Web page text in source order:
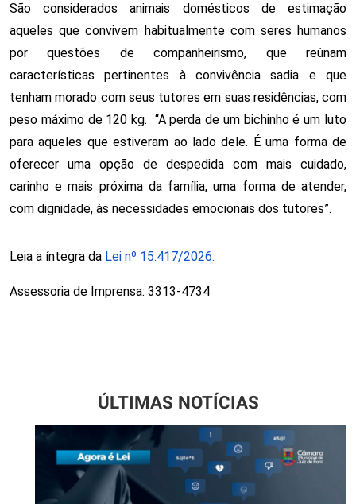
São considerados animais domésticos de estimação
aqueles que convivem habitualmente com seres humanos
por questões de companheirismo, que reúnam
características pertinentes à convivência sadia e que
tenham morado com seus tutores em suas residências, com
peso máximo de 120 kg. “A perda de um bichinho é um luto
para aqueles que estiveram ao lado dele. É uma forma de
oferecer uma opção de despedida com mais cuidado,
carinho e mais próxima da família, uma forma de atender,
com dignidade, às necessidades emocionais dos tutores”.
Leia a íntegra da Lei nº 15.417/2026.
Assessoria de Imprensa: 3313-4734
ÚLTIMAS NOTÍCIAS